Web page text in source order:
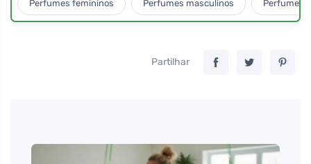
Perfumes femininos Perfumes masculinos Perfumes
Partilhar